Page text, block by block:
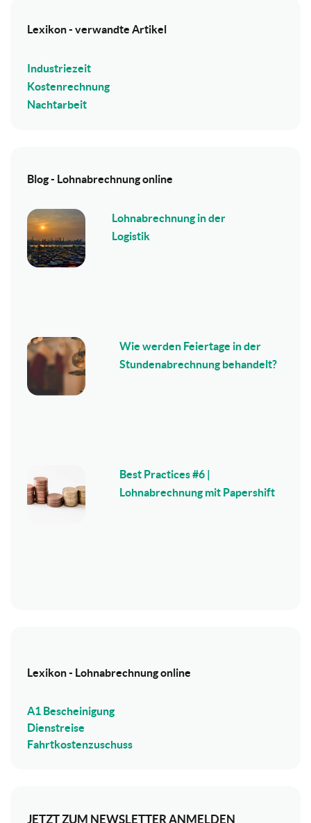
Lexikon - verwandte Artikel
Industriezeit
Kostenrechnung
Nachtarbeit
Blog - Lohnabrechnung online
Lohnabrechnung in der
Logistik
Wie werden Feiertage in der
Stundenabrechnung behandelt?
Best Practices #6 |
Lohnabrechnung mit Papershift
Lexikon - Lohnabrechnung online
A1 Bescheinigung
Dienstreise
Fahrtkostenzuschuss
JETZT ZUM NEWSLETTER ANMELDEN